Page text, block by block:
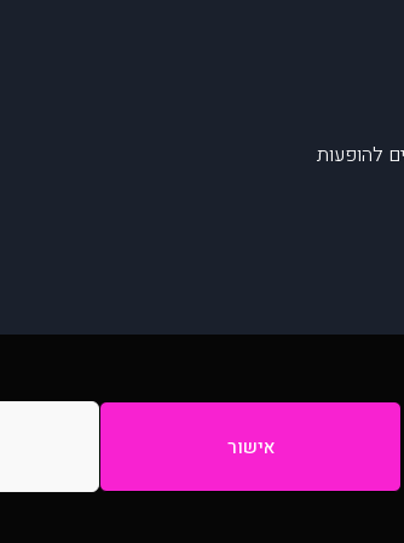
אישור
להופעות